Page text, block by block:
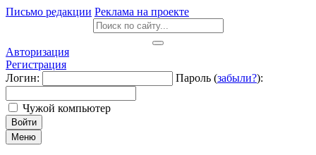
Письмо редакции Реклама на проекте
Авторизация
Регистрация
Логин:
Пароль (забыли?):
Чужой компьютер
Войти
Меню